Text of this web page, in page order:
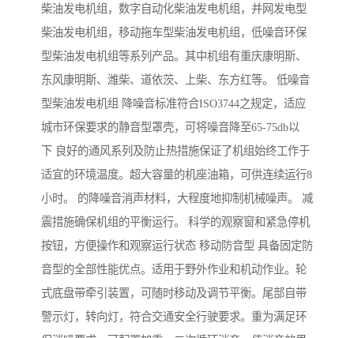
柴油发电机组，数字自动化柴油发电机组，并网发电型
柴油发电机组，移动拖车型柴油发电机组，低噪音环保
型柴油发电机组等系列产品。其中机组有重庆康明斯、
东风康明斯、潍柴、道依茨、上柴、东方红等。 低噪音
型柴油发电机组 降噪音标准符合ISO3744之规定，适应
城市环保要求的静音型罩壳，可将噪音降至65-75db以
下 良好的通风系列及防止热措施保证了机组始终工作于
适宜的环境温度。超大容量的机座油箱，可供连续运行8
小时。 的降噪音消声材料，大程度地抑制机械噪声。 减
震措施确保机组的平衡运行。 科学的观察窗和紧急停机
按钮，方便操作和观察运行状态 移动防音型 具备固定防
音型的全部性能优点。适用于野外作业和机动作业。轮
式底盘带牵引装置，可随时移动及调节平衡。尾部自带
警示灯，转向灯，符合交通安全行驶要求。重为满足环